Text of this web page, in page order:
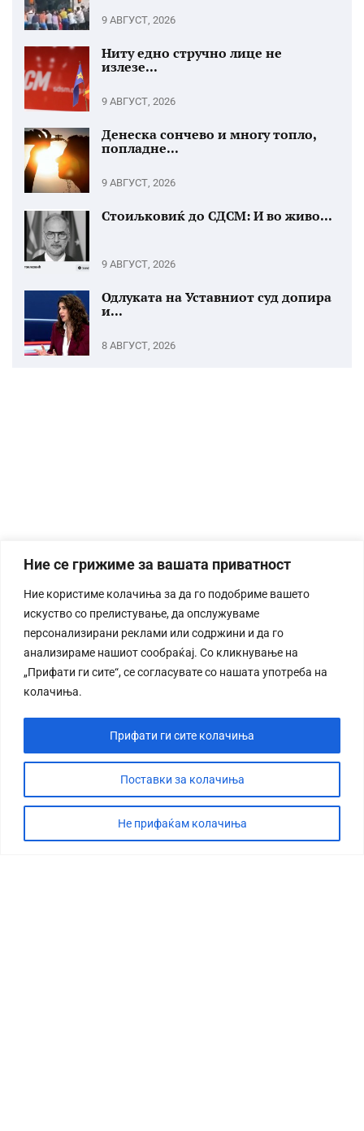
Ние се грижиме за вашата приватност
Ние користиме колачиња за да го подобриме вашето
искуство со прелистување, да опслужуваме
персонализирани реклами или содржини и да го
анализираме нашиот сообраќај. Со кликнување на
„Прифати ги сите“, се согласувате со нашата употреба на
колачиња.
Поставки за колачиња
Не прифаќам колачиња
Прифати ги сите колачиња
9 АВГУСТ, 2026
Ниту едно стручно лице не
излезе...
9 АВГУСТ, 2026
Денеска сончево и многу топло,
попладне...
9 АВГУСТ, 2026
Стоиљковиќ до СДСМ: И во живо...
9 АВГУСТ, 2026
Одлуката на Уставниот суд допира
и...
8 АВГУСТ, 2026